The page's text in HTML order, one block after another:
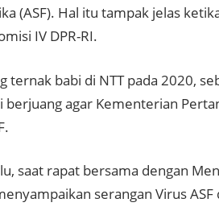
(ASF). Hal itu tampak jelas
IV DPR-RI.
ternak babi di NTT pada 2020,
agar Kementerian
saat rapat bersama dengan
serangan Virus ASF